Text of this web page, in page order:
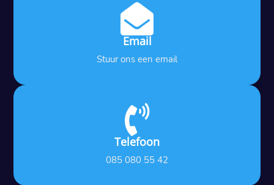

Email
Stuur ons een email

Telefoon
085 080 55 42